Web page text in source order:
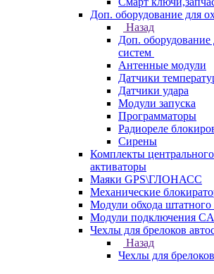
Доп. оборудование для
Назад
Доп.
систем
Антенные модули
Датчики
Датчики удара
Модули запуска
Программаторы
Радиореле
Сирены
Комплекты
активаторы
Маяки GPS\ГЛОНАСС
Механические
Модули обхода
Модули подключения
Чехлы для брелоков
Назад
Чехлы для